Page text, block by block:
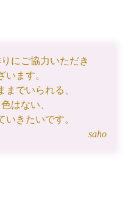
にご協力いただき
います。
でいられる、
はない、
いきたいです。
saho